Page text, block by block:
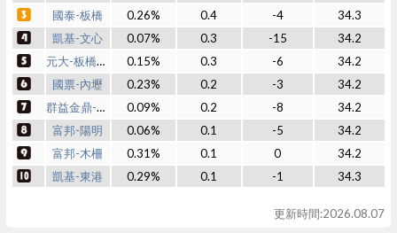
國泰-板橋
0.26% 0.4 -4
34.3
凱基-文心
0.07% 0.3 -15
34.2
元大-板橋三民
0.15% 0.3 -6
34.2
國票-內壢
0.23% 0.2 -3
34.2
群益金鼎-永和
0.09% 0.2 -8
34.2
富邦-陽明
0.06% 0.1 -5
34.2
富邦-木柵
0.31% 0.1 0
34.2
凱基-東港
0.29% 0.1 -1 34.3
更新時間:2026.08.07